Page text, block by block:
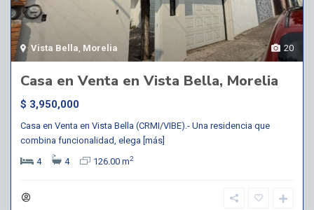
20
Vista Bella, Morelia
Casa en Venta en Vista Bella, Morelia
$ 3,950,000
Casa en Venta en Vista Bella (CRMI/VIBE).- Una residencia que
combina funcionalidad, elega [más]
4
4 126.00 m2